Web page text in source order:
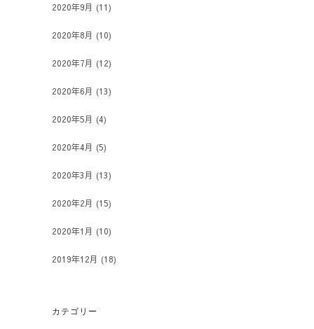
2020年9月 (11)
2020年8月 (10)
2020年7月 (12)
2020年6月 (13)
2020年5月 (4)
2020年4月 (5)
2020年3月 (13)
2020年2月 (15)
2020年1月 (10)
2019年12月 (18)
カテゴリー